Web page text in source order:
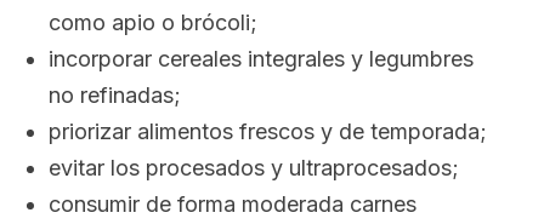
como apio o brócoli;
incorporar cereales integrales y legumbres
no refinadas;
priorizar alimentos frescos y de temporada;
evitar los procesados y ultraprocesados;
consumir de forma moderada carnes